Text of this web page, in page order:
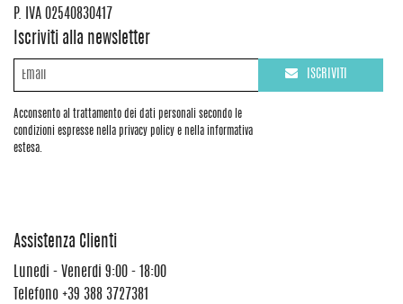
P. IVA 02540830417
Iscriviti alla newsletter
Acconsento al trattamento dei dati personali secondo le
condizioni espresse nella privacy policy e nella informativa
estesa.
ISCRIVITI
Assistenza Clienti
Lunedi - Venerdi 9:00 - 18:00
Telefono +39 388 3727381